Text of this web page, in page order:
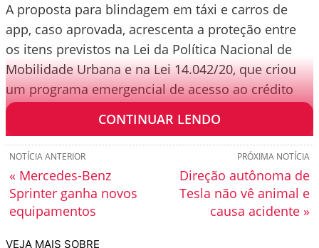
A proposta para blindagem em táxi e carros de
app, caso aprovada, acrescenta a proteção entre
os itens previstos na Lei da Política Nacional de
Mobilidade Urbana e na Lei 14.042/20, que criou
um programa emergencial de acesso ao crédito
durante a pandemia de Covid-19.
CONTINUAR LENDO
PRÓXIMA NOTÍCIA
Direção autônoma de
Tesla não vê animal e
causa acidente »
NOTÍCIA ANTERIOR
« Mercedes-Benz
Sprinter ganha novos
equipamentos
VEJA MAIS SOBRE